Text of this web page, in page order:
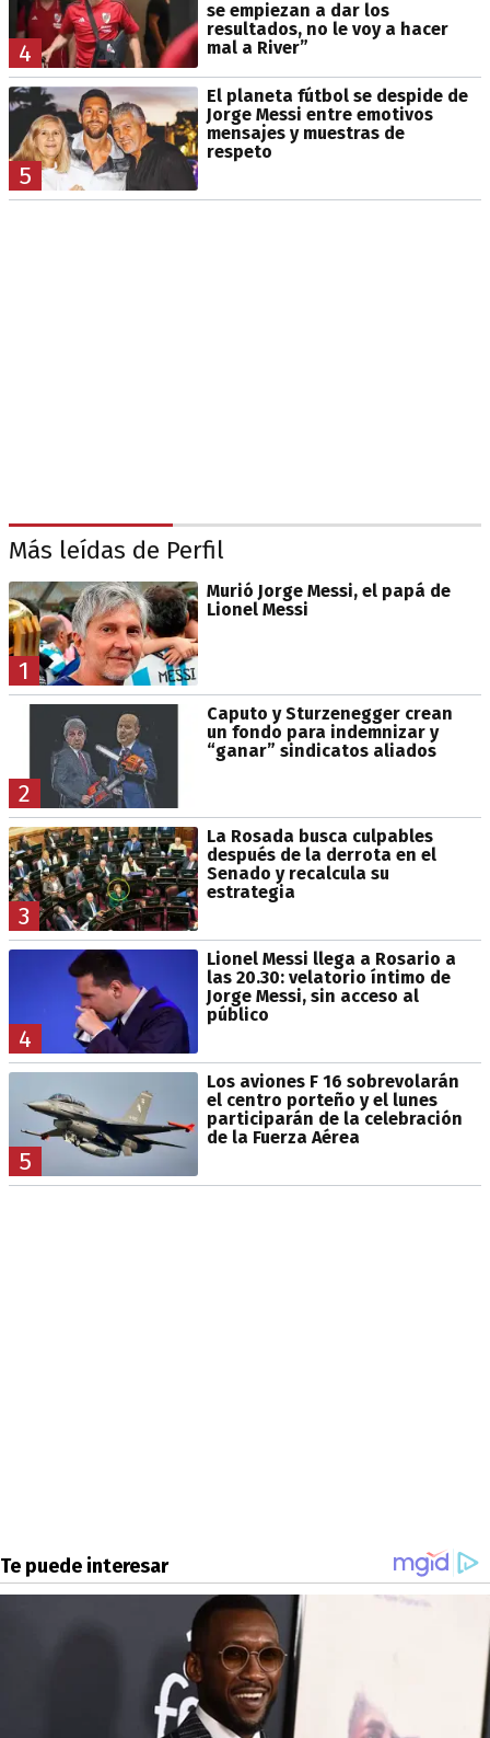
4
se empiezan a dar los
resultados, no le voy a hacer
mal a River”
5
El planeta fútbol se despide de
Jorge Messi entre emotivos
mensajes y muestras de
respeto
Más leídas de Perfil
1
Murió Jorge Messi, el papá de
Lionel Messi
2
Caputo y Sturzenegger crean
un fondo para indemnizar y
“ganar” sindicatos aliados
3
La Rosada busca culpables
después de la derrota en el
Senado y recalcula su
estrategia
4
Lionel Messi llega a Rosario a
las 20.30: velatorio íntimo de
Jorge Messi, sin acceso al
público
5
Los aviones F 16 sobrevolarán
el centro porteño y el lunes
participarán de la celebración
de la Fuerza Aérea